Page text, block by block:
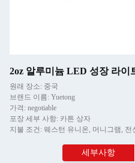
2oz 알루미늄 LED 성장 라이
원래 장소: 중국
브랜드 이름: Yuetong
가격: negotiable
포장 세부 사항: 카튼 상자
지불 조건: 웨스턴 유니온, 머니그램, 전
세부사항